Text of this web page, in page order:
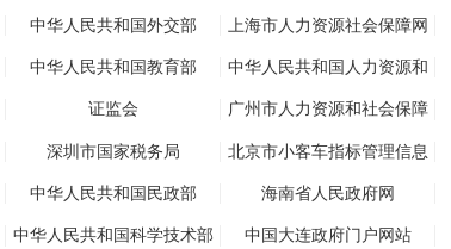
中华人民共和国外交部 上海市人力资源社会保障网
中华人民共和国教育部 中华人民共和国人力资源和
社会保障部
证监会 广州市人力资源和社会保障
局
深圳市国家税务局 北京市小客车指标管理信息
系统
中华人民共和国民政部 海南省人民政府网
中华人民共和国科学技术部 中国大连政府门户网站